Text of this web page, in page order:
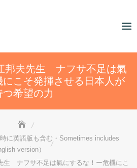
邦夫先生 ナフサ不足は氣
こそ発揮させる日本人が
つ希望の力
に英語版も含む・Sometimes includes
version）
生 ナフサ不足は氣にするな！ー危機にこ